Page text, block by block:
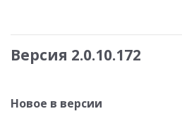
Версия 2.0.10.172
Новое в версии